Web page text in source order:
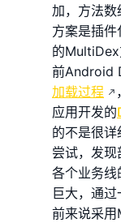
加，方法数
方案是插
的
前Android
加载过程
应用开发的
的不是很
尝试，发
各个业务线
巨大，通
前来说采